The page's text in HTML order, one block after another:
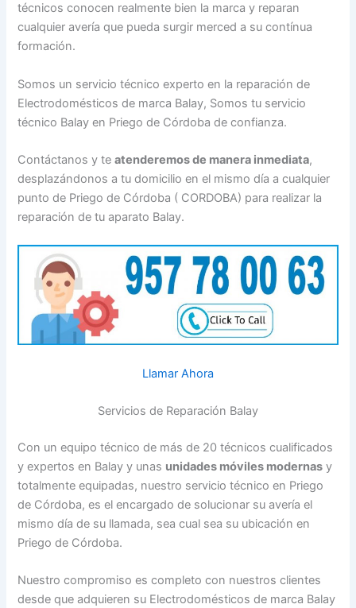
técnicos conocen realmente bien la marca y reparan
cualquier avería que pueda surgir merced a su contínua
formación.
Somos un servicio técnico experto en la reparación de
Electrodomésticos de marca Balay, Somos tu servicio
técnico Balay en Priego de Córdoba de confianza.
Contáctanos y teatenderemos de manera inmediata,
desplazándonos a tu domicilio en el mismo día a cualquier
punto de Priego de Córdoba ( CORDOBA) para realizar la
reparación de tu aparato Balay.
Llamar Ahora
Servicios de Reparación Balay
Con un equipo técnico de más de 20 técnicos cualificados
y expertos en Balay y unas unidades móviles modernas y
totalmente equipadas, nuestro servicio técnico en Priego
de Córdoba, es el encargado de solucionar su avería el
mismo día de su llamada, sea cual sea su ubicación en
Priego de Córdoba.
Nuestro compromiso es completo con nuestros clientes
desde que adquieren su Electrodomésticos de marca Balay